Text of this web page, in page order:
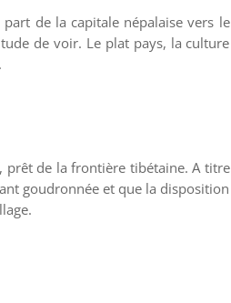
de la capitale népalaise vers le
de voir. Le plat pays, la culture
prêt de la frontière tibétaine. A titre
goudronnée et que la disposition